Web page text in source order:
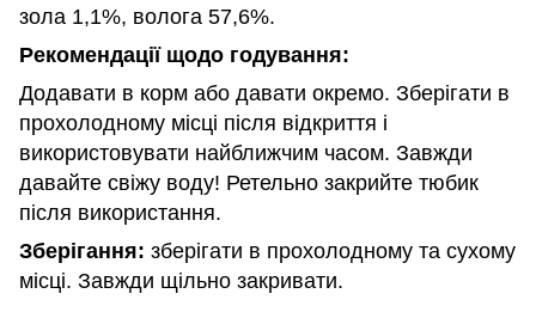
зола 1,1%, волога 57,6%.
Рекомендації щодо годування:
Додавати в корм або давати окремо. Зберігати в
прохолодному місці після відкриття і
використовувати найближчим часом. Завжди
давайте свіжу воду! Ретельно закрийте тюбик
після використання.
Зберігання: зберігати в прохолодному та сухому
місці. Завжди щільно закривати.